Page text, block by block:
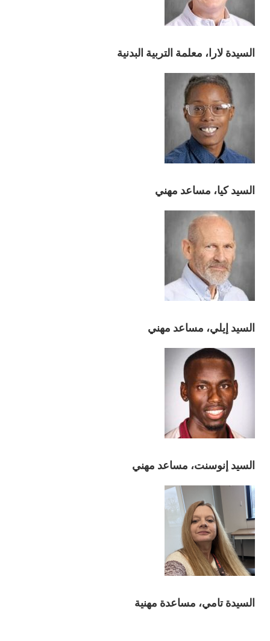
السيدة لارا، معلمة التربية البدنية
السيد كيا، مساعد مهني
السيد إيلي، مساعد مهني
السيد إنوسنت، مساعد مهني
السيدة تامي، مساعدة مهنية